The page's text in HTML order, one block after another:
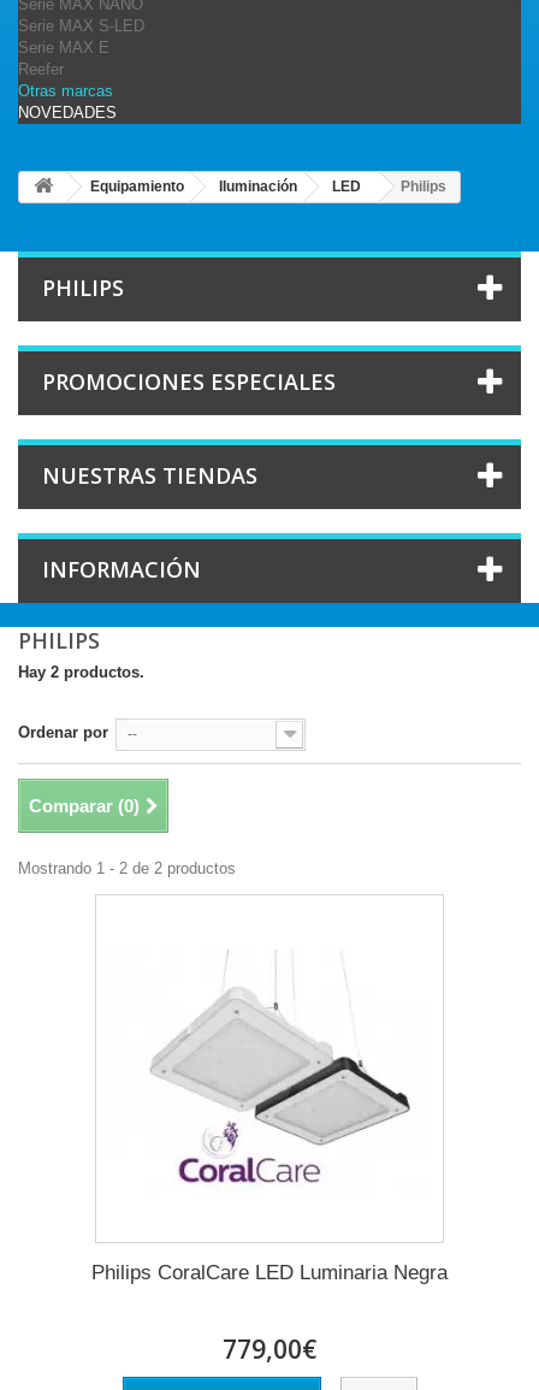
Serie MAX NANO
Serie MAX S-LED
Serie MAX E
Reefer
Otras marcas
NOVEDADES
Equipamiento Iluminación LED Philips
PHILIPS
PROMOCIONES ESPECIALES
NUESTRAS TIENDAS
INFORMACIÓN
PHILIPS
Hay 2 productos.
Ordenar por --
Comparar (0)
Mostrando 1 - 2 de 2 productos
Philips CoralCare LED Luminaria Negra
779,00€